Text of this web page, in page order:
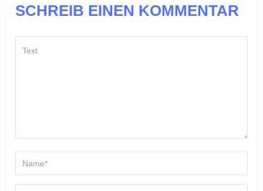
SCHREIB EINEN KOMMENTAR